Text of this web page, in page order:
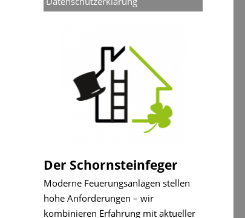
Der Schornsteinfeger
Moderne Feuerungsanlagen stellen
hohe Anforderungen – wir
kombinieren Erfahrung mit aktueller